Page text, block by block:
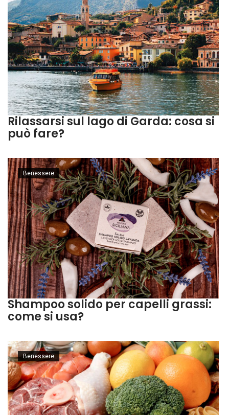
Rilassarsi sul lago di Garda: cosa si
può fare?
Shampoo solido per capelli grassi:
come si usa?
Benessere
Benessere